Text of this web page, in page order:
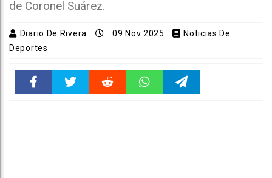
de Coronel Suárez.
Diario De Rivera 09 Nov 2025
Noticias De
Deportes